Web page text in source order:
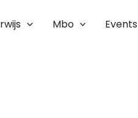
Mbo Events